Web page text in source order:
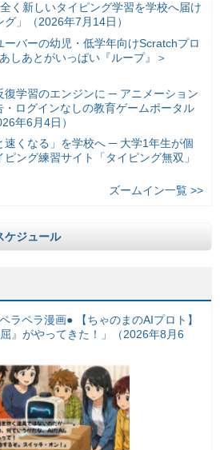
く新しいタイピング学習を学校へ届け
」（2026年7月14日）
バーの幼児・低学年向けScratchプロ
あとがいっぱい『ループ』＞
復学習のエンジンに ─ アニメーション
・ログインなしの教育ゲームポータル
年6月4日）
速くなる」を学校へ ─ 大学1年生が個
ング練習サイト「タイピング無双」
ズームイン一覧 >>
ケジュール
ラペラ漫画● 【ちゃのまのAIプロト】
』がやってきた！」（2026年8月6